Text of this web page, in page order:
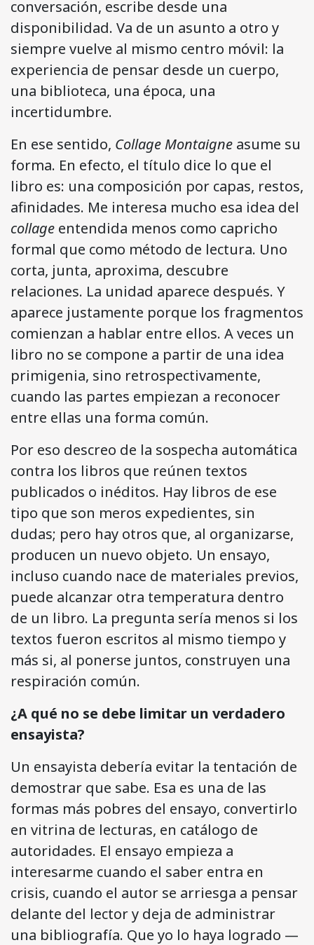
conversación, escribe desde una
disponibilidad. Va de un asunto a otro y
siempre vuelve al mismo centro móvil: la
experiencia de pensar desde un cuerpo,
una biblioteca, una época, una
incertidumbre.
En ese sentido, Collage Montaigne asume su
forma. En efecto, el título dice lo que el
libro es: una composición por capas, restos,
afinidades. Me interesa mucho esa idea del
collage entendida menos como capricho
formal que como método de lectura. Uno
corta, junta, aproxima, descubre
relaciones. La unidad aparece después. Y
aparece justamente porque los fragmentos
comienzan a hablar entre ellos. A veces un
libro no se compone a partir de una idea
primigenia, sino retrospectivamente,
cuando las partes empiezan a reconocer
entre ellas una forma común.
Por eso descreo de la sospecha automática
contra los libros que reúnen textos
publicados o inéditos. Hay libros de ese
tipo que son meros expedientes, sin
dudas; pero hay otros que, al organizarse,
producen un nuevo objeto. Un ensayo,
incluso cuando nace de materiales previos,
puede alcanzar otra temperatura dentro
de un libro. La pregunta sería menos si los
textos fueron escritos al mismo tiempo y
más si, al ponerse juntos, construyen una
respiración común.
¿A qué no se debe limitar un verdadero
ensayista?
Un ensayista debería evitar la tentación de
demostrar que sabe. Esa es una de las
formas más pobres del ensayo, convertirlo
en vitrina de lecturas, en catálogo de
autoridades. El ensayo empieza a
interesarme cuando el saber entra en
crisis, cuando el autor se arriesga a pensar
delante del lector y deja de administrar
una bibliografía. Que yo lo haya logrado —